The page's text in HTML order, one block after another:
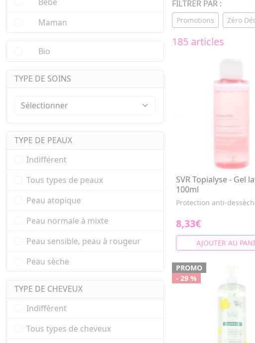
FILTRER PAR :
Promotions Zéro
185 articles
SVR Topialyse - Gel
100ml
Protection anti-
8,33€
AJOUTER AU
PROMO
- 29 %
Maman
Bio
TYPE DE SOINS
TYPE DE PEAUX
Indifférent
Tous types de peaux
Peau atopique
Peau normale à mixte
Peau sensible, peau à rougeur
Peau sèche
TYPE DE CHEVEUX
Indifférent
Tous types de cheveux